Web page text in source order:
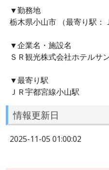
▼勤務地
栃木県小山市 （最寄り駅：
▼企業名・施設名
ＳＲ観光株式会社ホテルサ
▼最寄り駅
ＪＲ宇都宮線小山駅
情報更新日
2025-11-05 01:00:02